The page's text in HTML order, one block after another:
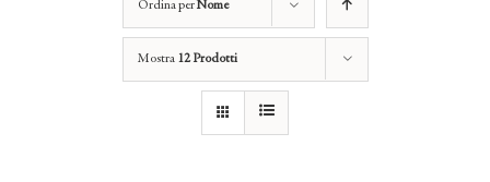
Ordina perNome
Mostra 12 Prodotti